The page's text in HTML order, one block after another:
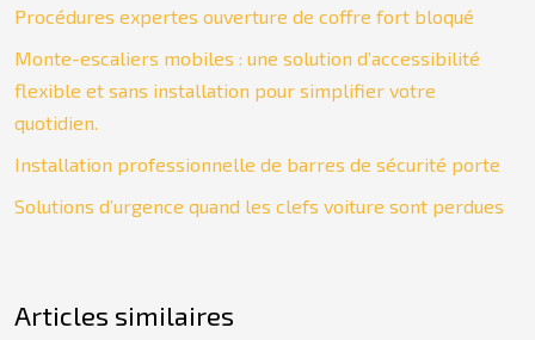
Procédures expertes ouverture de coffre fort bloqué
Monte-escaliers mobiles : une solution d’accessibilité
flexible et sans installation pour simplifier votre
quotidien.
Installation professionnelle de barres de sécurité porte
Solutions d’urgence quand les clefs voiture sont perdues
Articles similaires